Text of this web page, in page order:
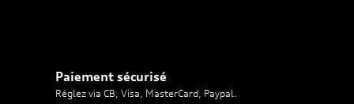
Paiement sécurisé
Réglez via CB, Visa, MasterCard, Paypal.